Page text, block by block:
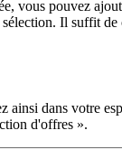
vous pouvez
Il suffit
ainsi dans votre
d'offres ».